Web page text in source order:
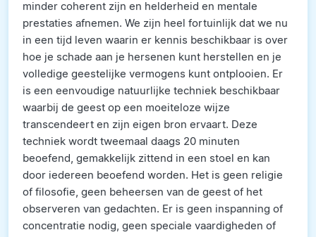
minder coherent zijn en helderheid en mentale
prestaties afnemen. We zijn heel fortuinlijk dat we nu
in een tijd leven waarin er kennis beschikbaar is over
hoe je schade aan je hersenen kunt herstellen en je
volledige geestelijke vermogens kunt ontplooien. Er
is een eenvoudige natuurlijke techniek beschikbaar
waarbij de geest op een moeiteloze wijze
transcendeert en zijn eigen bron ervaart. Deze
techniek wordt tweemaal daags 20 minuten
beoefend, gemakkelijk zittend in een stoel en kan
door iedereen beoefend worden. Het is geen religie
of filosofie, geen beheersen van de geest of het
observeren van gedachten. Er is geen inspanning of
concentratie nodig, geen speciale vaardigheden of